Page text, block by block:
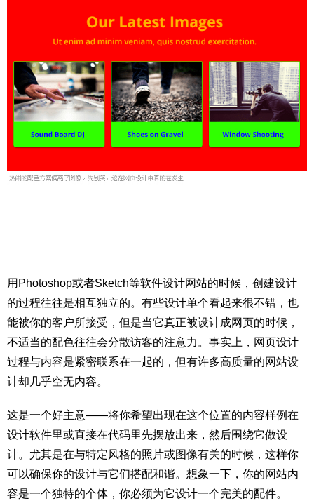
用Photoshop或者Sketch等软件设计网站的时候，创建设计
的过程往往是相互独立的。有些设计单个看起来很不错，也
能被你的客户所接受，但是当它真正被设计成网页的时候，
不适当的配色往往会分散访客的注意力。事实上，网页设计
过程与内容是紧密联系在一起的，但有许多高质量的网站设
计却几乎空无内容。
这是一个好主意——将你希望出现在这个位置的内容样例在
设计软件里或直接在代码里先摆放出来，然后围绕它做设
计。尤其是在与特定风格的照片或图像有关的时候，这样你
可以确保你的设计与它们搭配和谐。想象一下，你的网站内
容是一个独特的个体，你必须为它设计一个完美的配件。